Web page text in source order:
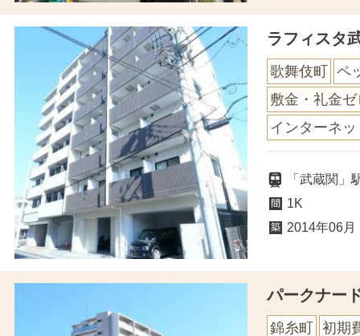
ラフィスタ
歌舞伎町
ペ
敷金・礼金ゼ
インターネ
「武蔵関
1K
2014年06月
パークナー
錦糸町 初期